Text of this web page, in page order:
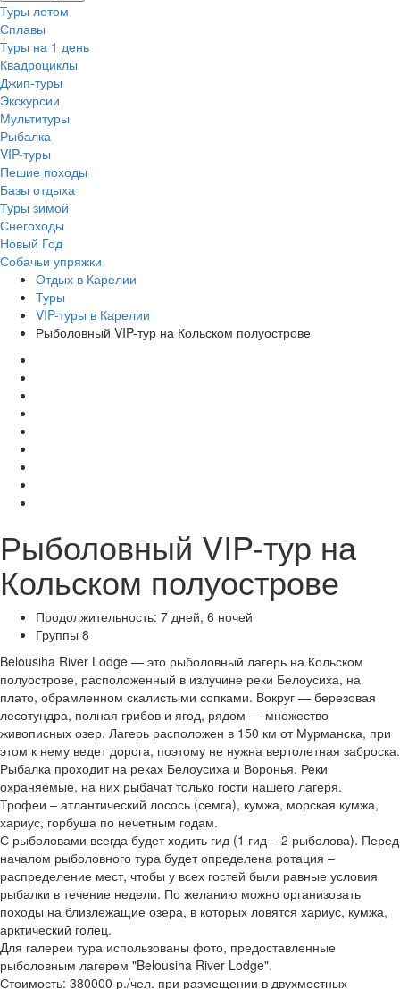
Туры летом
Сплавы
Туры на 1 день
Квадроциклы
Джип-туры
Экскурсии
Мультитуры
Рыбалка
VIP-туры
Пешие походы
Базы отдыха
Туры зимой
Снегоходы
Новый Год
Собачьи упряжки
Отдых в Карелии
Туры
VIP-туры в Карелии
Рыболовный VIP-тур на Кольском полуострове
Рыболовный VIP-тур на
Кольском полуострове
Продолжительность: 7 дней, 6 ночей
Группы 8
Belousiha River Lodge — это рыболовный лагерь на Кольском
полуострове, расположенный в излучине реки Белоусиха, на
плато, обрамленном скалистыми сопками. Вокруг — березовая
лесотундра, полная грибов и ягод, рядом — множество
живописных озер. Лагерь расположен в 150 км от Мурманска, при
этом к нему ведет дорога, поэтому не нужна вертолетная заброска.
Рыбалка проходит на реках Белоусиха и Воронья. Реки
охраняемые, на них рыбачат только гости нашего лагеря.
Трофеи – атлантический лосось (семга), кумжа, морская кумжа,
хариус, горбуша по нечетным годам.
С рыболовами всегда будет ходить гид (1 гид – 2 рыболова). Перед
началом рыболовного тура будет определена ротация –
распределение мест, чтобы у всех гостей были равные условия
рыбалки в течение недели. По желанию можно организовать
походы на близлежащие озера, в которых ловятся хариус, кумжа,
арктический голец.
Для галереи тура использованы фото, предоставленные
рыболовным лагерем "Belousiha River Lodge".
Стоимость: 380000 р./чел. при размещении в двухместных